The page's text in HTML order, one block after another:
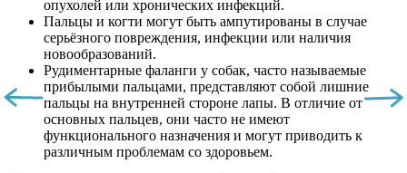
опухолей или хронических инфекций.
Пальцы и когти могут быть ампутированы в случае
серьёзного повреждения, инфекции или наличия
новообразований.
Рудиментарные фаланги у собак, часто называемые
прибылыми пальцами, представляют собой лишние
пальцы на внутренней стороне лапы. В отличие от
основных пальцев, они часто не имеют
функционального назначения и могут приводить к
различным проблемам со здоровьем.